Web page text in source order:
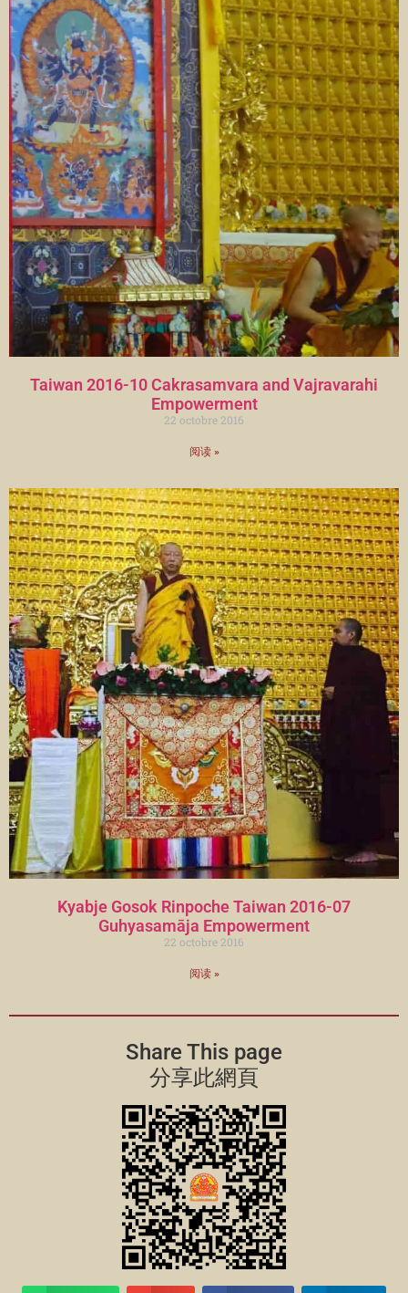
Taiwan 2016-10 Cakrasamvara and Vajravarahi
Empowerment
22 octobre 2016
阅读 »
Kyabje Gosok Rinpoche Taiwan 2016-07
Guhyasamāja Empowerment
22 octobre 2016
阅读 »
Share This page
分享此網頁